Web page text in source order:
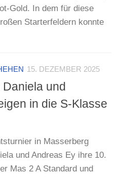
Gold. In dem für diese
Starterfeldern konnte
15. DEZEMBER 2025
und
in die S-Klasse
in Masserberg
und Andreas Ey ihre 10.
Mas 2 A Standard und